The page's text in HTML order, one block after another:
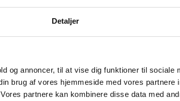
Detaljer
og annoncer, til at vise dig funktioner til sociale
brug af vores hjemmeside med vores partnere
partnere kan kombinere disse data med
Vi har forestået totalrådgivning inden for
udførelsesfasen. Derudover har vi med
af den nye tilbygning. Vi har ligeledes
afholdelse af sikkerhedsmøder og
indledende registrering og bygningssyn,
udført rådgivning om statik i KK2 og i